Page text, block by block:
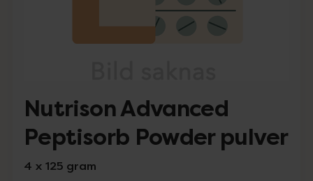
Nutrison Advanced
Peptisorb Powder pulver
4 x 125 gram